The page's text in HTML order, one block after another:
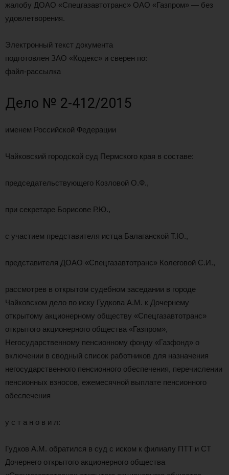
жалобу ДОАО «Спецгазавтотранс» ОАО «Газпром» — без
удовлетворения.
Электронный текст документа
подготовлен ЗАО «Кодекс» и сверен по:
файл-рассылка
Дело № 2-412/2015
именем Российской Федерации
Чайковский городской суд Пермского края в составе:
председательствующего Козловой О.Ф.,
при секретаре Борисове Р.Ю.,
с участием представителя истца Балаганской Т.Ю.,
представителя ДОАО «Спецгазавтотранс» Колеговой С.И.,
рассмотрев в открытом судебном заседании в городе
Чайковском дело по иску Гудкова А.М. к Дочернему
открытому акционерному обществу «Спецгазавтотранс»
открытого акционерного общества «Газпром»,
Негосударственному пенсионному фонду «Газфонд» о
включении в сводный список работников для назначения
негосударственного пенсионного обеспечения, перечислении
пенсионных взносов, ежемесячной выплате пенсионного
обеспечения
у с т а н о в и л:
Гудков А.М. обратился в суд с иском к филиалу ПТТ и СТ
Дочернего открытого акционерного общества